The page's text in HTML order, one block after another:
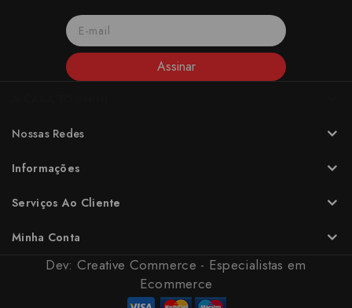
Assinar
Nossas Redes
Informações
Serviços Ao Cliente
Minha Conta
Dev: Creative Commerce - Especialistas em
Ecommerce